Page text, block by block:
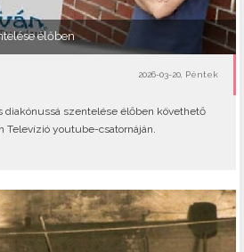
élőben
2026-03-20, Péntek
diakónussá szentelése élőben követhető
Televízió youtube-csatornáján.